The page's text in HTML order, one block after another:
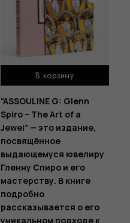
В корзину
“ASSOULINE G: Glenn
Spiro – The Art of a
Jewel” — это издание,
посвящённое
выдающемуся ювелиру
Гленну Спиро и его
мастерству. В книге
подробно
рассказывается о его
уникальном подходе к